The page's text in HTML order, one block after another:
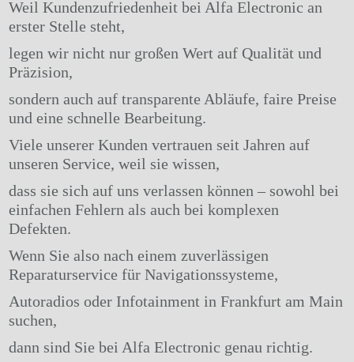
Weil Kundenzufriedenheit bei Alfa Electronic an
erster Stelle steht,
legen wir nicht nur großen Wert auf Qualität und
Präzision,
sondern auch auf transparente Abläufe, faire Preise
und eine schnelle Bearbeitung.
Viele unserer Kunden vertrauen seit Jahren auf
unseren Service, weil sie wissen,
dass sie sich auf uns verlassen können – sowohl bei
einfachen Fehlern als auch bei komplexen
Defekten.
Wenn Sie also nach einem zuverlässigen
Reparaturservice für Navigationssysteme,
Autoradios oder Infotainment in Frankfurt am Main
suchen,
dann sind Sie bei Alfa Electronic genau richtig.